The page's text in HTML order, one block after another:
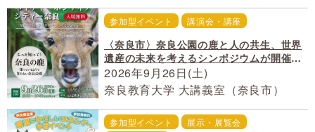
参加型イベント 講演会・講座
〈奈良市〉奈良公園の鹿と人の共生、世界
遺産の未来を考えるシンポジウムが開催
（9/26）
2026年9月26日(土)
奈良教育大学 大講義室（奈良市）
参加型イベント
展示・展覧会